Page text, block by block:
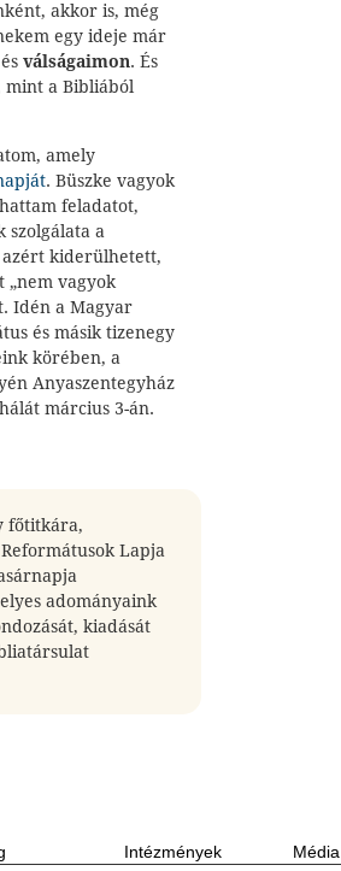
akkor is, még
egy ideje már
válságaimon. És
mint a Bibliából
amely
. Büszke vagyok
feladatot,
szolgálata a
azért kiderülhetett,
„nem vagyok
Idén a Magyar
és másik tizenegy
körében, a
Anyaszentegyház
március 3-án.
főtitkára,
Lapja
adományaink
kiadását
Intézmények Média